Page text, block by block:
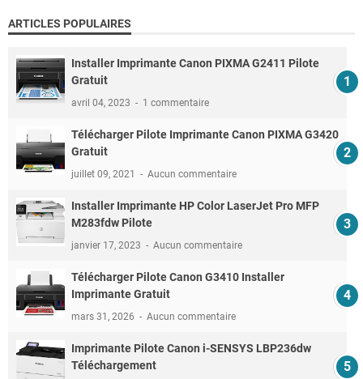
ARTICLES POPULAIRES
Installer Imprimante Canon PIXMA G2411 Pilote
Gratuit
avril 04, 2023 1 commentaire
Télécharger Pilote Imprimante Canon PIXMA G3420
Gratuit
juillet 09, 2021 Aucun commentaire
Installer Imprimante HP Color LaserJet Pro MFP
M283fdw Pilote
janvier 17, 2023 Aucun commentaire
Télécharger Pilote Canon G3410 Installer
Imprimante Gratuit
mars 31, 2026 Aucun commentaire
Imprimante Pilote Canon i-SENSYS LBP236dw
Téléchargement